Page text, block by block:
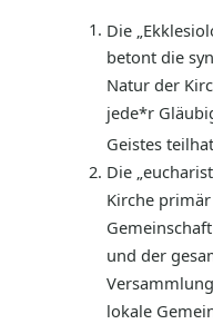
Die
betont die
Natur der
jede*r
Geistes
Die
Kirche
und der
lokale